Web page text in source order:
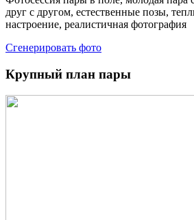
друг с другом, естественные позы,
настроение, реалистичная фотография
Сгенерировать фото
Крупный план пары